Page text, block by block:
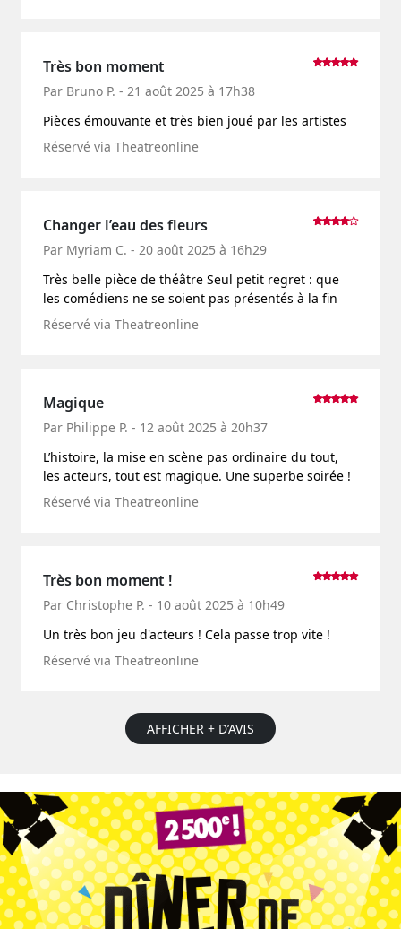
Très bon moment
Par Bruno P. - 21 août 2025 à 17h38
Pièces émouvante et très bien joué par les artistes
Réservé via Theatreonline
Changer l’eau des fleurs
Par Myriam C. - 20 août 2025 à 16h29
Très belle pièce de théâtre Seul petit regret : que
les comédiens ne se soient pas présentés à la fin
Réservé via Theatreonline
Magique
Par Philippe P. - 12 août 2025 à 20h37
L’histoire, la mise en scène pas ordinaire du tout,
les acteurs, tout est magique. Une superbe soirée !
Réservé via Theatreonline
Très bon moment !
Par Christophe P. - 10 août 2025 à 10h49
Un très bon jeu d'acteurs ! Cela passe trop vite !
Réservé via Theatreonline
AFFICHER + D’AVIS